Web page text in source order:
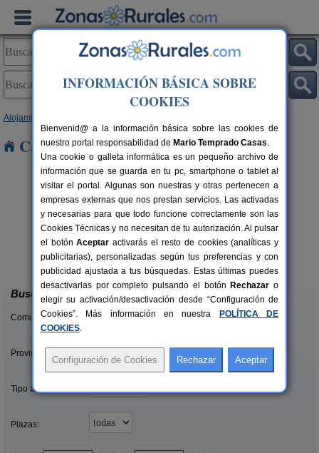
Alojamientos
Casas Rurales cerca de Pinoso
2-28+5 pers.
desde20 €
Masia L´Ancornia
Tibi (Alicante)
Buscar
Comunidades:
Provincias/Islas:
Tipo alquiler:
Plazas:
INFORMACIÓN BÁSICA SOBRE
COOKIES
Bienvenid@ a la información básica sobre las cookies de
nuestro portal responsabilidad de Mario Temprado Casas.
Una cookie o galleta informática es un pequeño archivo de
información que se guarda en tu pc, smartphone o tablet al
visitar el portal. Algunas son nuestras y otras pertenecen a
empresas externas que nos prestan servicios. Las activadas
y necesarias para que todo funcione correctamente son las
Cookies Técnicas y no necesitan de tu autorización. Al pulsar
el botónAceptar activarás el resto de cookies (analíticas y
publicitarias), personalizadas según tus preferencias y con
publicidad ajustada a tus búsquedas. Estas últimas puedes
desactivarlas por completo pulsando el botón Rechazar o
elegir su activación/desactivación desde “Configuración de
Cookies”. Más información en nuestra
POLÍTICA DE
COOKIES.